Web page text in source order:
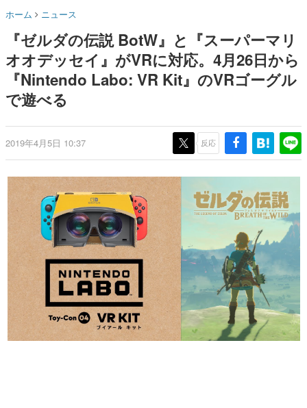
名作ゲームクリエイターの方々に製作時のエピソードをお
きます。
赫本
この物語を解いてはいけない。『赫本』は、〈試験問題〉
の形をした短編ホラー小説集です。
これからのデジタルゲーム市場を担う若きクリエイター達
の姿を追い、彼らのルーツと情熱を探っていきます。
ゲームに多大な影響を受けた作家さんに取材し、ゲームが
日本のコンテンツ産業やカルチャーに与えた影響を探る企
画です。
日本モバイルゲーム産業史
日本のモバイルゲーム史における主要なトピック・タイト
ルを網羅するほか、開発者へのインタビューや識者による
解説を掲載。約20年の歴史が一望できる決定版！
若ゲのいたり〜ゲームクリエイターの青春〜
『うつヌケ』『ペンと箸』等で知られるマンガ家・田中圭
一先生によるゲーム業界レポートマンガです。
なんでゲームは面白い？
ズ情報が一部公開
ホーム ニュース
『ゼルダの伝説 BotW』と『スーパーマリ
オオデッセイ』がVRに対応。4月26日から
『Nintendo Labo: VR Kit』のVRゴーグル
で遊べる
2019年4月5日 10:37 反応